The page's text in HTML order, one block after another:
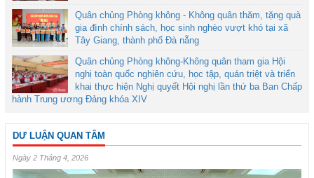
Quân chủng Phòng không - Không quân thăm, tặng quà
gia đình chính sách, học sinh nghèo vượt khó tại xã
Tây Giang, thành phố Đà nẵng
Quân chủng Phòng không-Không quân tham gia Hội
nghị toàn quốc nghiên cứu, học tập, quán triệt và triển
khai thực hiện Nghị quyết Hội nghị lần thứ ba Ban Chấp
hành Trung ương Đảng khóa XIV
DƯ LUẬN QUAN TÂM
Ngày 2 Tháng 4, 2026